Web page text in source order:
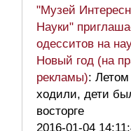
"Музей
Науки"
одесситов на
Новый год (на
рекламы): Летом
ходили, дети
восторге
2016-01-04